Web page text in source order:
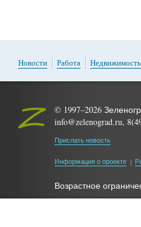
Новости Работа Недвижимость
© 1997–2026
info@zelenograd.ru,
Прислать новость
Информация о проекте
Возрастное